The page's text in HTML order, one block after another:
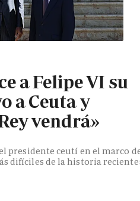
a Felipe VI su
a Ceuta y
vendrá»
presidente ceutí en el marco
difíciles de la historia